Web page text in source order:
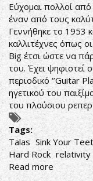
Εύχομαι πολλοί
έναν από τους
Γεννήθηκε το 1953
καλλιτέχνες όπως
Big έτσι ώστε να
του. Έχει ψηφιστεί
περιοδικό ‘’Guitar
ηγετικού του
του πλούσιου
Tags:
Talas Sink Your
Hard Rock relativity
Read more about
Talas